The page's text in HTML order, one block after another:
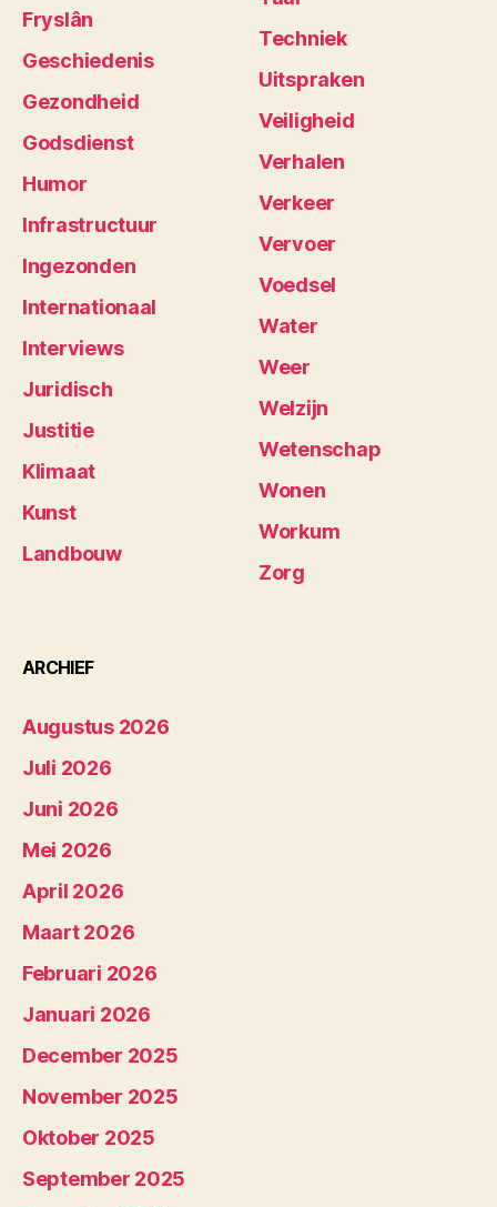
Fryslân
Geschiedenis
Gezondheid
Godsdienst
Humor
Infrastructuur
Ingezonden
Internationaal
Interviews
Juridisch
Justitie
Klimaat
Kunst
Landbouw
Techniek
Uitspraken
Veiligheid
Verhalen
Verkeer
Vervoer
Voedsel
Water
Weer
Welzijn
Wetenschap
Wonen
Workum
Zorg
ARCHIEF
Augustus 2026
Juli 2026
Juni 2026
Mei 2026
April 2026
Maart 2026
Februari 2026
Januari 2026
December 2025
November 2025
Oktober 2025
September 2025